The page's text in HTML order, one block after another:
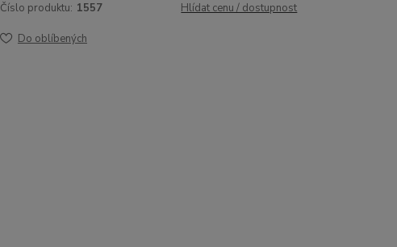
Číslo produktu: 1557 Hlídat cenu / dostupnost
Do oblíbených